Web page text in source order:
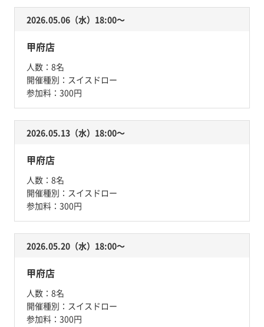
2026.05.06（水）18:00〜
甲府店
人数： 8名
開催種別： スイスドロー
参加料： 300円
2026.05.13（水）18:00〜
甲府店
人数： 8名
開催種別： スイスドロー
参加料： 300円
2026.05.20（水）18:00〜
甲府店
人数： 8名
開催種別： スイスドロー
参加料： 300円